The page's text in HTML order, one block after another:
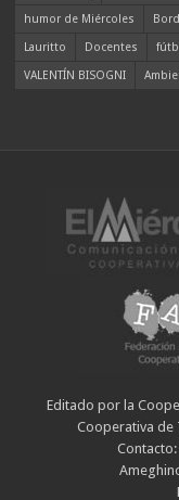
humor de Miércoles
Lauritto
Docentes
VALENTÍN BISOGNI
Editado por la
Cooperativa de